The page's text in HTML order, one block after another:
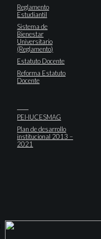
Reglamento
Estudiantil
Sistema de
Bienestar
Universitario
(Reglamento)
Estatuto Docente
Reforma Estatuto
Docente
PEI-IUCESMAG
Plan de desarrollo
institucional 2013 –
2021